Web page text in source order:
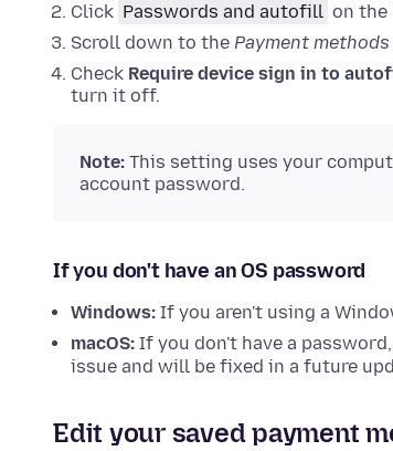
Click Passwords and autofill on the
Scroll down to the Payment methods
Check Require device sign in to
turn it off.
Note: This setting uses your
account password.
If you don't have an OS password
Windows: If you aren't using a
macOS: If you don't have a
issue and will be fixed in a future
Edit your saved payment